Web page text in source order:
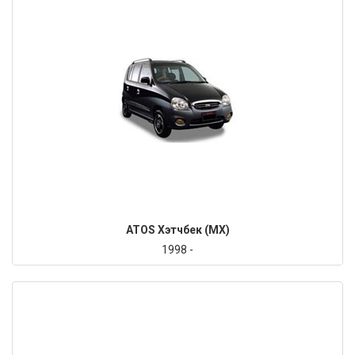
ATOS Хэтчбек (MX)
1998 -